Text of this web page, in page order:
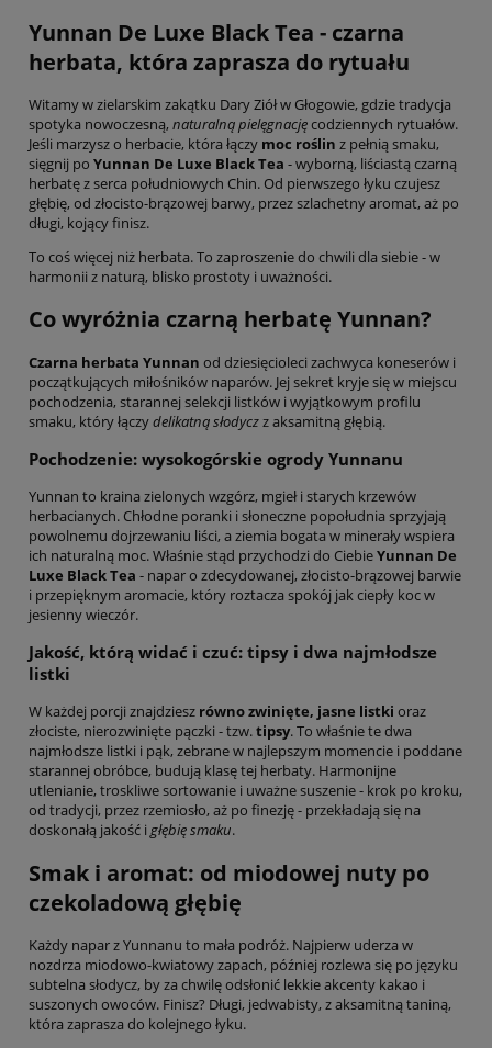
Yunnan De Luxe Black Tea - czarna
herbata, która zaprasza do rytuału
Witamy w zielarskim zakątku Dary Ziół w Głogowie, gdzie tradycja
spotyka nowoczesną, naturalną pielęgnacjęcodziennych rytuałów.
Jeśli marzysz o herbacie, która łączy moc roślin z pełnią smaku,
sięgnij po Yunnan De Luxe Black Tea - wyborną, liściastą czarną
herbatę z serca południowych Chin. Od pierwszego łyku czujesz
głębię, od złocisto-brązowej barwy, przez szlachetny aromat, aż po
długi, kojący finisz.
To coś więcej niż herbata. To zaproszenie do chwili dla siebie - w
harmonii z naturą, blisko prostoty i uważności.
Co wyróżnia czarną herbatę Yunnan?
Czarna herbata Yunnan od dziesięcioleci zachwyca koneserów i
początkujących miłośników naparów. Jej sekret kryje się w miejscu
pochodzenia, starannej selekcji listków i wyjątkowym profilu
smaku, który łączydelikatną słodyczz aksamitną głębią.
Pochodzenie: wysokogórskie ogrody Yunnanu
Yunnan to kraina zielonych wzgórz, mgieł i starych krzewów
herbacianych. Chłodne poranki i słoneczne popołudnia sprzyjają
powolnemu dojrzewaniu liści, a ziemia bogata w minerały wspiera
ich naturalną moc. Właśnie stąd przychodzi do CiebieYunnan De
Luxe Black Tea - napar o zdecydowanej, złocisto-brązowej barwie
i przepięknym aromacie, który roztacza spokój jak ciepły koc w
jesienny wieczór.
Jakość, którą widać i czuć: tipsy i dwa najmłodsze
listki
W każdej porcji znajdziesz równo zwinięte, jasne listki oraz
złociste, nierozwinięte pączki - tzw.tipsy. To właśnie te dwa
najmłodsze listki i pąk, zebrane w najlepszym momencie i poddane
starannej obróbce, budują klasę tej herbaty. Harmonijne
utlenianie, troskliwe sortowanie i uważne suszenie - krok po kroku,
od tradycji, przez rzemiosło, aż po finezję - przekładają się na
doskonałą jakość i głębię smaku.
Smak i aromat: od miodowej nuty po
czekoladową głębię
Każdy napar z Yunnanu to mała podróż. Najpierw uderza w
nozdrza miodowo-kwiatowy zapach, później rozlewa się po języku
subtelna słodycz, by za chwilę odsłonić lekkie akcenty kakao i
suszonych owoców. Finisz? Długi, jedwabisty, z aksamitną taniną,
która zaprasza do kolejnego łyku.